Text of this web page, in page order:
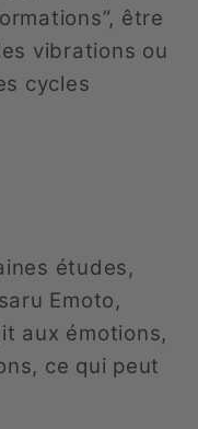
être
vibrations ou
cycles
études,
Emoto,
aux émotions,
ce qui peut